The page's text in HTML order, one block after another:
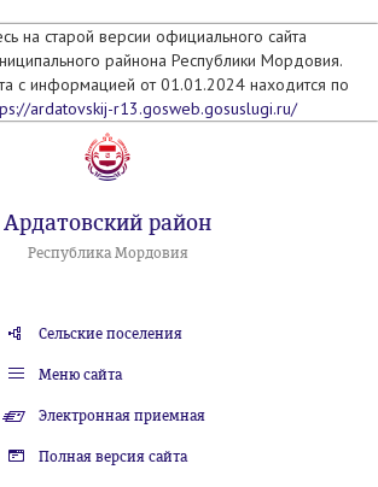
на старой версии официального сайта
райнона Республики Мордовия.
с информацией от 01.01.2024 находится по
ardatovskij-r13.gosweb.gosuslugi.ru/
Ардатовский район
Республика Мордовия
Сельские поселения
Меню сайта
Электронная приемная
Полная версия сайта